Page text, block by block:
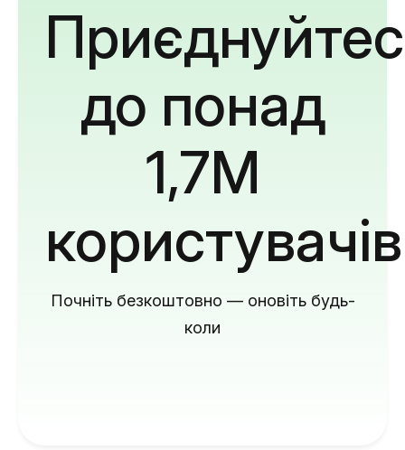
до понад
1,7M
користувачів
Почніть безкоштовно — оновіть будь-
коли